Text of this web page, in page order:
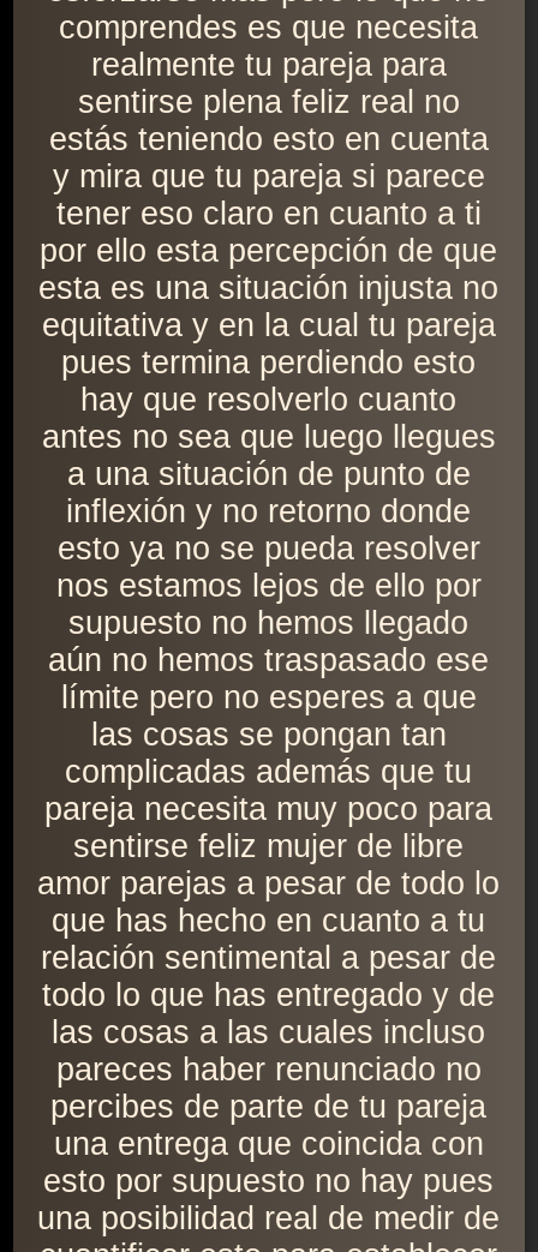
comprendes es que necesita
realmente tu pareja para
sentirse plena feliz real no
estás teniendo esto en cuenta
y mira que tu pareja si parece
tener eso claro en cuanto a ti
por ello esta percepción de que
esta es una situación injusta no
equitativa y en la cual tu pareja
pues termina perdiendo esto
hay que resolverlo cuanto
antes no sea que luego llegues
a una situación de punto de
inflexión y no retorno donde
esto ya no se pueda resolver
nos estamos lejos de ello por
supuesto no hemos llegado
aún no hemos traspasado ese
límite pero no esperes a que
las cosas se pongan tan
complicadas además que tu
pareja necesita muy poco para
sentirse feliz mujer de libre
amor parejas a pesar de todo lo
que has hecho en cuanto a tu
relación sentimental a pesar de
todo lo que has entregado y de
las cosas a las cuales incluso
pareces haber renunciado no
percibes de parte de tu pareja
una entrega que coincida con
esto por supuesto no hay pues
una posibilidad real de medir de